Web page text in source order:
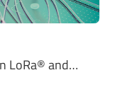
LoRa® and…